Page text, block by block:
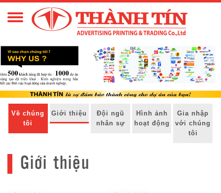
Về chúng
tôi
Giới thiệu
Đội ngũ
nhân sự
Hình ảnh
hoạt động
Gia nhập
với chúng
tôi
Giới thiệu